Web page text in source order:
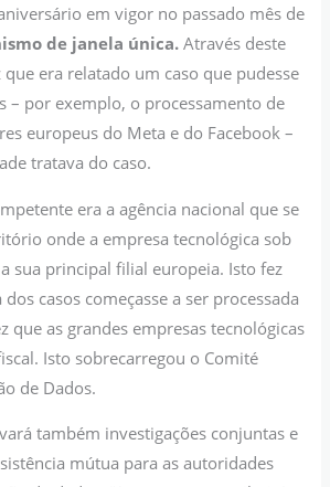
em vigor no passado mês de
de janela única.Através deste
era relatado um caso que pudesse
– por exemplo, o processamento de
europeus do Meta e do Facebook –
tratava do caso.
era a agência nacional que se
onde a empresa tecnológica sob
sua principal filial europeia. Isto fez
casos começasse a ser processada
que as grandes empresas tecnológicas
Isto sobrecarregou o Comité
de Dados.
também investigações conjuntas e
mútua para as autoridades